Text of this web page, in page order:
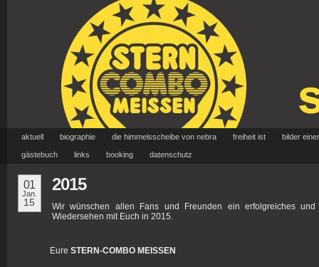
aktuell biographie die himmelsscheibe von nebra freiheit ist bilder
gästebuch links booking datenschutz
01
Jan.
15
2015
Wir wünschen allen Fans und Freunden ein erfolgreiches
Wiedersehen mit Euch in 2015.
Eure STERN-COMBO MEISSEN